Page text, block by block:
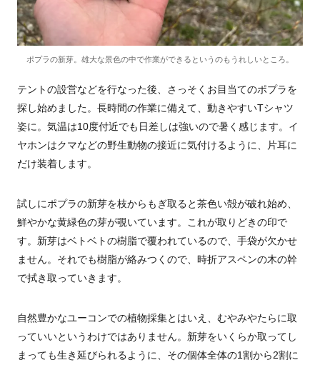
ポプラの新芽。雄大な景色の中で作業ができるというのもうれしいところ。
テントの設営などを行なった後、さっそくお目当てのポプラを
探し始めました。長時間の作業に備えて、動きやすいTシャツ
姿に。気温は10度付近でも日差しは強いので暑く感じます。イ
ヤホンはクマなどの野生動物の接近に気付けるように、片耳に
だけ装着します。
試しにポプラの新芽を枝からもぎ取ると茶色い殻が破れ始め、
鮮やかな黄緑色の芽が覗いています。これが取りどきの印で
す。新芽はベトベトの樹脂で覆われているので、手袋が欠かせ
ません。それでも樹脂が絡みつくので、時折アスペンの木の幹
で拭き取っていきます。
自然豊かなユーコンでの植物採集とはいえ、むやみやたらに取
っていいというわけではありません。新芽をいくらか取ってし
まっても生き延びられるように、その個体全体の1割から2割に